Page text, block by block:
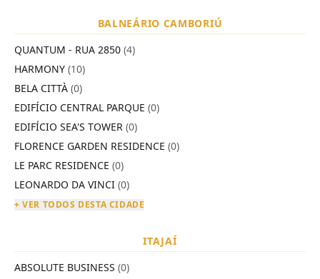
BALNEÁRIO CAMBORIÚ
QUANTUM - RUA 2850 (4)
HARMONY (10)
BELA CITTÀ (0)
EDIFÍCIO CENTRAL PARQUE (0)
EDIFÍCIO SEA'S TOWER (0)
FLORENCE GARDEN RESIDENCE (0)
LE PARC RESIDENCE (0)
LEONARDO DA VINCI (0)
+ VER TODOS DESTA CIDADE
ITAJAÍ
ABSOLUTE BUSINESS (0)